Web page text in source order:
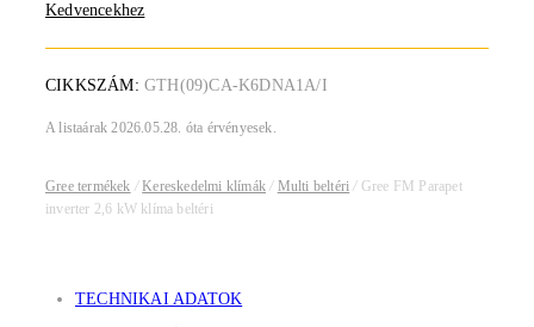
Kedvencekhez
CIKKSZÁM: GTH(09)CA-K6DNA1A/I
A listaárak 2026.05.28. óta érvényesek.
Gree termékek / Kereskedelmi klímák / Multi beltéri /Gree FM Parapet
inverter 2,6 kW klíma beltéri
TECHNIKAI ADATOK